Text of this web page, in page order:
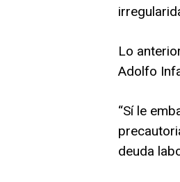
Lo
Adolfo
“Sí le
deuda